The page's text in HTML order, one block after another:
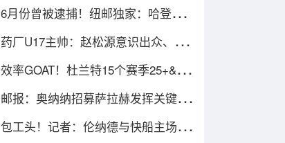
6月份曾被逮捕！纽邮独家：哈登非法
药厂U17主帅：赵松源意识出众、技
效率GOAT！杜兰特15个赛季25+&真
邮报：奥纳纳招募萨拉赫发挥关键作
包工头！记者：伦纳德与快船主场巨